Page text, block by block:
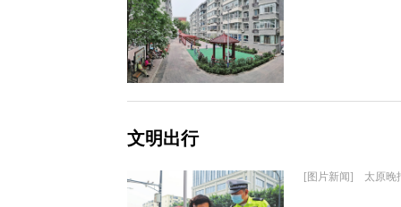
文明出行
[图片新闻] 太原晚